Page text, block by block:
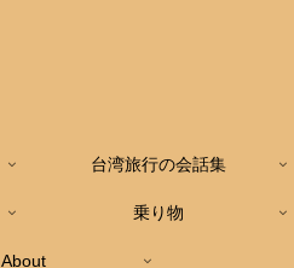
台湾旅行の会話集
乗り物
About